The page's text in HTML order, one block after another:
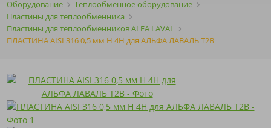
Оборудование
Теплообменное оборудование
Пластины для теплообменника
Пластины для теплообменников ALFA LAVAL
ПЛАСТИНА AISI 316 0,5 мм H 4H для АЛЬФА ЛАВАЛЬ T2B